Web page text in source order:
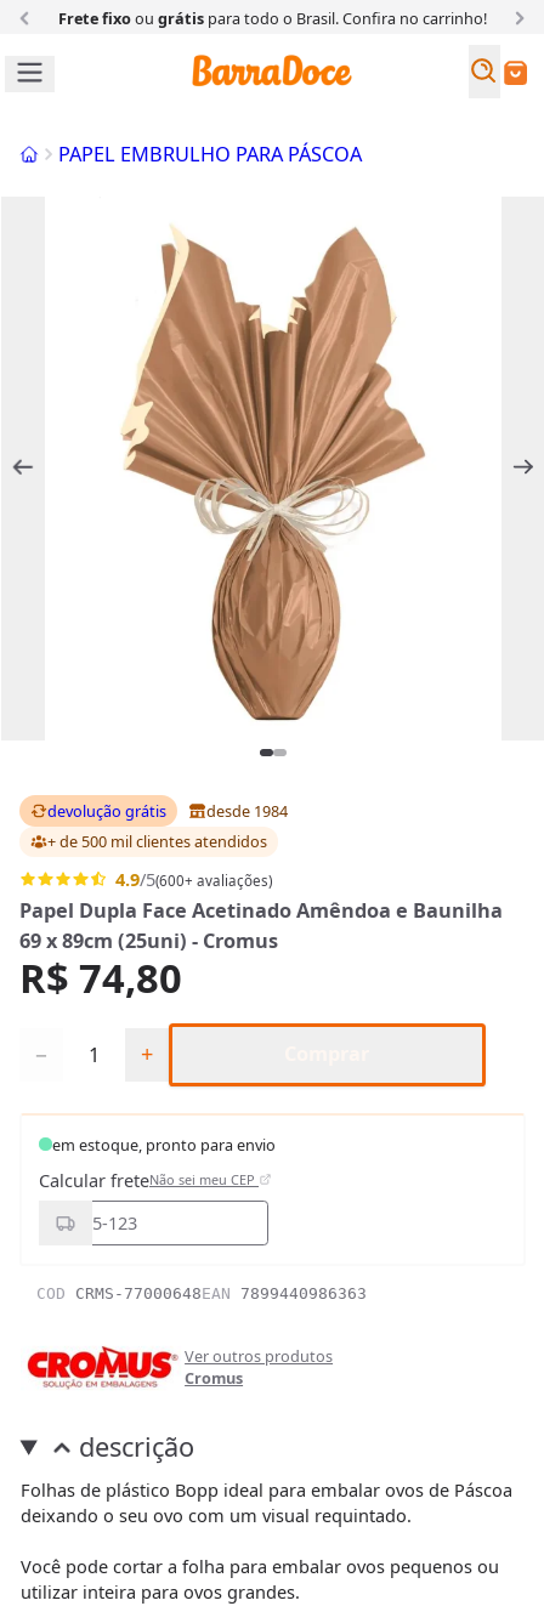
Frete fixoou grátispara todo o Brasil. Confira no carrinho!
Buscar
InícioPAPEL EMBRULHO PARA PÁSCOA
devolução grátis
desde 1984
+ de 500 mil clientesatendidos
4.9/5(600+ avaliações)
Papel Dupla Face Acetinado Amêndoa e Baunilha
69 x 89cm (25uni) - Cromus
R$ 74,80
− +
em estoque, pronto para envio
Calcular freteNão sei meu CEP
COD CRMS-77000648EAN 7899440986363
Ver outros produtos
Cromus
descrição
Folhas de plástico Bopp ideal para embalar ovos de Páscoa
deixando o seu ovo com um visual requintado.
Você pode cortar a folha para embalar ovos pequenos ou
utilizar inteira para ovos grandes.